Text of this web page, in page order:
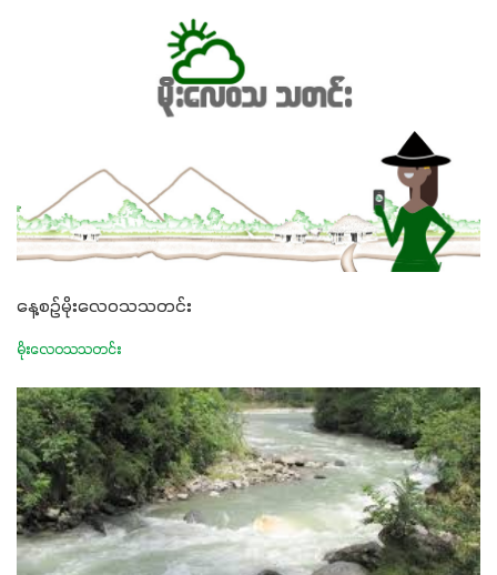
နေ့စဉ်မိုးလေဝသသတင်း
မိုးလေဝသသတင်း